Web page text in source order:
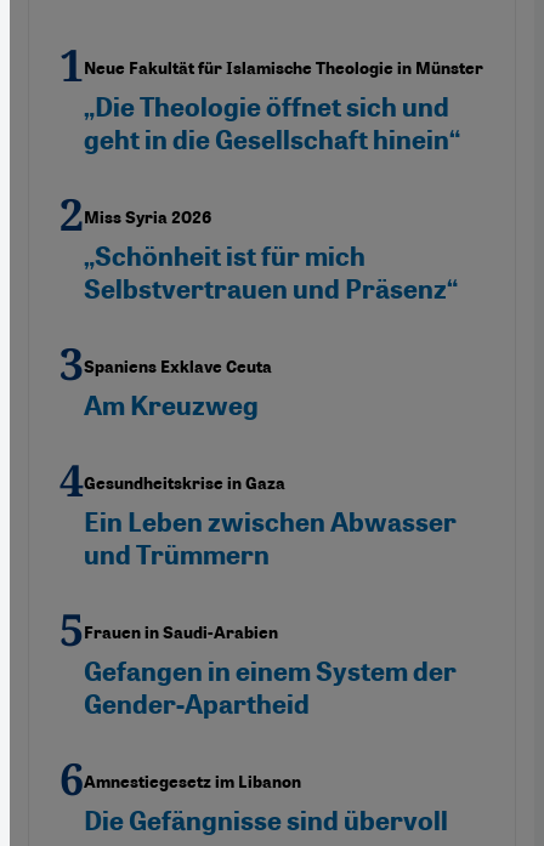
Neue Fakultät für Islamische Theologie in Münster
„Die Theologie öffnet sich und
geht in die Gesellschaft hinein“
Miss Syria 2026
„Schönheit ist für mich
Selbstvertrauen und Präsenz“
Spaniens Exklave Ceuta
Am Kreuzweg
Gesundheitskrise in Gaza
Ein Leben zwischen Abwasser
und Trümmern
Frauen in Saudi-Arabien
Gefangen in einem System der
Gender-Apartheid
Amnestiegesetz im Libanon
Die Gefängnisse sind übervoll